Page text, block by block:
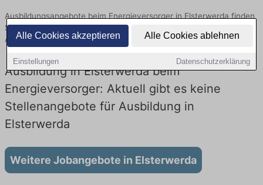
Alle Cookies akzeptieren Alle Cookies ablehnen
Einstellungen Datenschutzerklärung
Ausbildungsangebote beim Energieversorger in Elsterwerda finden
Sie von namhaften Firmen. Entdecken Sie freie Optionen von Top-
Arbeitgebern und bewerben Sie sich noch heute.
Ausbildung in Elsterwerda beim
Energieversorger: Aktuell gibt es keine
Stellenangebote für Ausbildung in
Elsterwerda
Weitere Jobangebote in Elsterwerda